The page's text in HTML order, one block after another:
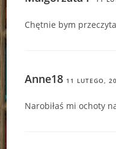
Chętnie bym
Anne18 11 LUTEGO,
Narobiłaś mi ochoty